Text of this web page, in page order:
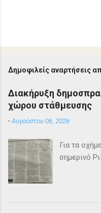
Δημοφιλείς αναρτήσεις
Διακήρυξη
χώρου στάθμευσης
-Αυγούστου 06, 2026
Για τα
σημερινό